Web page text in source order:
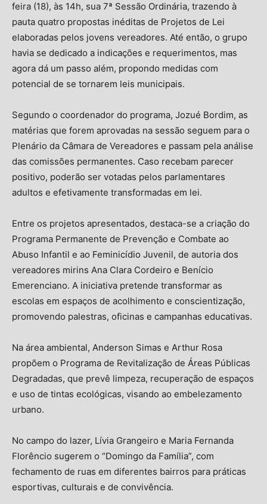
feira (18), às 14h, sua 7ª Sessão Ordinária, trazendo à
pauta quatro propostas inéditas de Projetos de Lei
elaboradas pelos jovens vereadores. Até então, o grupo
havia se dedicado a indicações e requerimentos, mas
agora dá um passo além, propondo medidas com
potencial de se tornarem leis municipais.
Segundo o coordenador do programa, Jozué Bordim, as
matérias que forem aprovadas na sessão seguem para o
Plenário da Câmara de Vereadores e passam pela análise
das comissões permanentes. Caso recebam parecer
positivo, poderão ser votadas pelos parlamentares
adultos e efetivamente transformadas em lei.
Entre os projetos apresentados, destaca-se a criação do
Programa Permanente de Prevenção e Combate ao
Abuso Infantil e ao Feminicídio Juvenil, de autoria dos
vereadores mirins Ana Clara Cordeiro e Benício
Emerenciano. A iniciativa pretende transformar as
escolas em espaços de acolhimento e conscientização,
promovendo palestras, oficinas e campanhas educativas.
Na área ambiental, Anderson Simas e Arthur Rosa
propõem o Programa de Revitalização de Áreas Públicas
Degradadas, que prevê limpeza, recuperação de espaços
e uso de tintas ecológicas, visando ao embelezamento
urbano.
No campo do lazer, Lívia Grangeiro e Maria Fernanda
Florêncio sugerem o “Domingo da Família”, com
fechamento de ruas em diferentes bairros para práticas
esportivas, culturais e de convivência.